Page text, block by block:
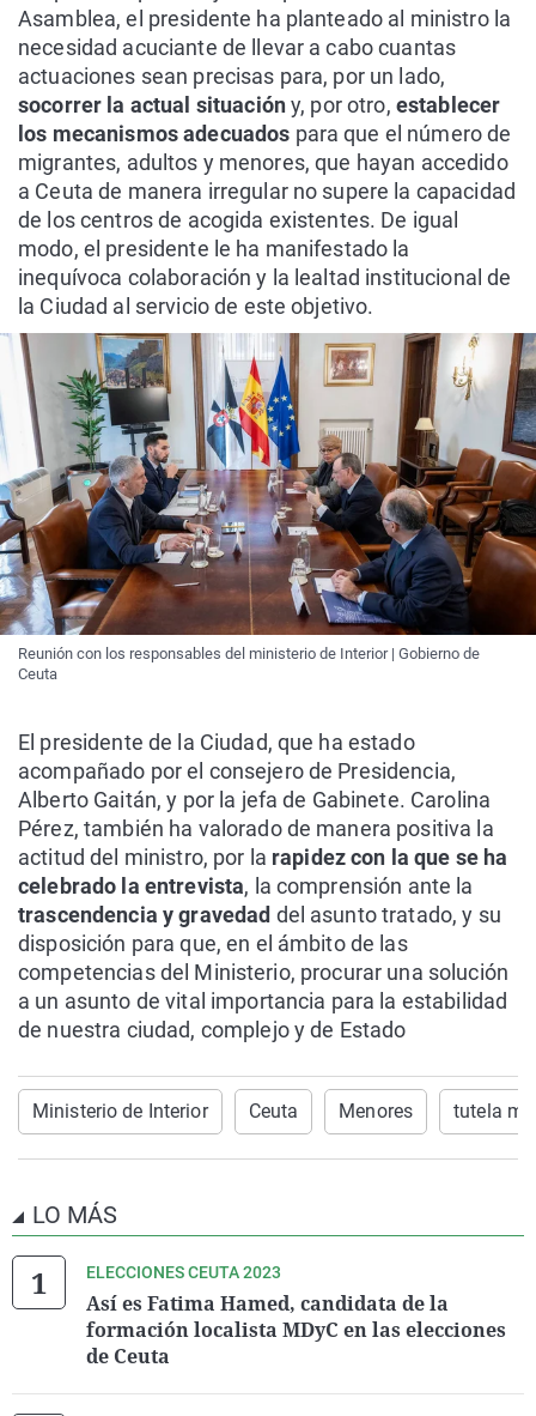
Asamblea, el presidente ha planteado al ministro la
necesidad acuciante de llevar a cabo cuantas
actuaciones sean precisas para, por un lado,
socorrer la actual situacióny, por otro, establecer
los mecanismos adecuados para que el número de
migrantes, adultos y menores, que hayan accedido
a Ceuta de manera irregular no supere la capacidad
de los centros de acogida existentes. De igual
modo, el presidente le ha manifestado la
inequívoca colaboración y la lealtad institucional de
la Ciudad al servicio de este objetivo.
Reunión con los responsables del ministerio de Interior | Gobierno de
Ceuta
El presidente de la Ciudad, que ha estado
acompañado por el consejero de Presidencia,
Alberto Gaitán, y por la jefa de Gabinete. Carolina
Pérez, también ha valorado de manera positiva la
actitud del ministro, por la rapidez con la que se ha
celebrado la entrevista, la comprensión ante la
trascendencia y gravedad del asunto tratado, y su
disposición para que, en el ámbito de las
competencias del Ministerio, procurar una solución
a un asunto de vital importancia para la estabilidad
de nuestra ciudad, complejo y de Estado
Ministerio de Interior Ceuta Menores tutela
LO MÁS
ELECCIONES CEUTA 2023
Así es Fatima Hamed, candidata de la
formación localista MDyC en las elecciones
de Ceuta